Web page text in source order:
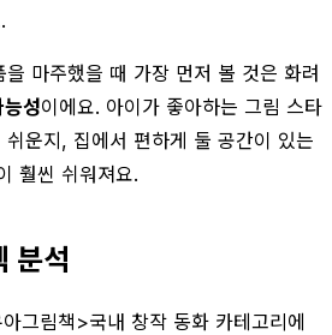
마주했을 때 가장 먼저 볼 것은 화려
성이에요. 아이가 좋아하는 그림 스타
운지, 집에서 편하게 둘 공간이 있는
훨씬 쉬워져요.
분석
그림책>국내 창작 동화 카테고리에